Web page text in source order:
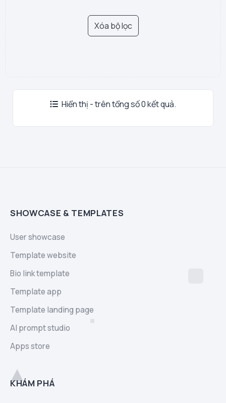
Xóa bộ lọc
Hiển thị - trên tổng số 0 kết quả.
SHOWCASE & TEMPLATES
User showcase
Template website
Bio link template
Template app
Template landing page
AI prompt studio
Apps store
KHÁM PHÁ